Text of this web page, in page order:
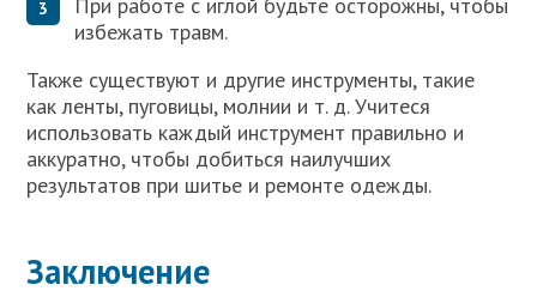
При работе с иглой будьте осторожны, чтобы
избежать травм.
Также существуют и другие инструменты, такие
как ленты, пуговицы, молнии и т. д. Учитеся
использовать каждый инструмент правильно и
аккуратно, чтобы добиться наилучших
результатов при шитье и ремонте одежды.
Заключение